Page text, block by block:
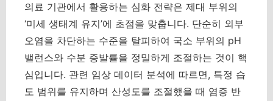
의료 기관에서 활용하는 심화 전략은 제대 부위의
‘미세 생태계 유지’에 초점을 맞춥니다. 단순히 외부
오염을 차단하는 수준을 탈피하여 국소 부위의 pH
밸런스와 수분 증발률을 정밀하게 조절하는 것이 핵
심입니다. 관련 임상 데이터 분석에 따르면, 특정 습
도 범위를 유지하며 산성도를 조절했을 때 염증 반